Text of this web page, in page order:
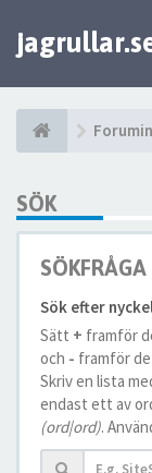
SÖK
SÖKFRÅGA
Sök efter
Sätt + framför
och - framför
Skriv en lista
endast ett av
(ord|ord).